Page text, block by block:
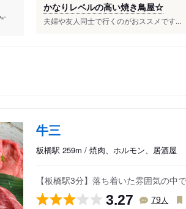
かなりレベルの高い焼き鳥屋☆
夫婦や友人同士で行くのがおススメです...
牛三
板橋駅 259m / 焼肉、ホルモン、居酒屋
【板橋駅3分】落ち着いた雰囲気の
3.27 79人